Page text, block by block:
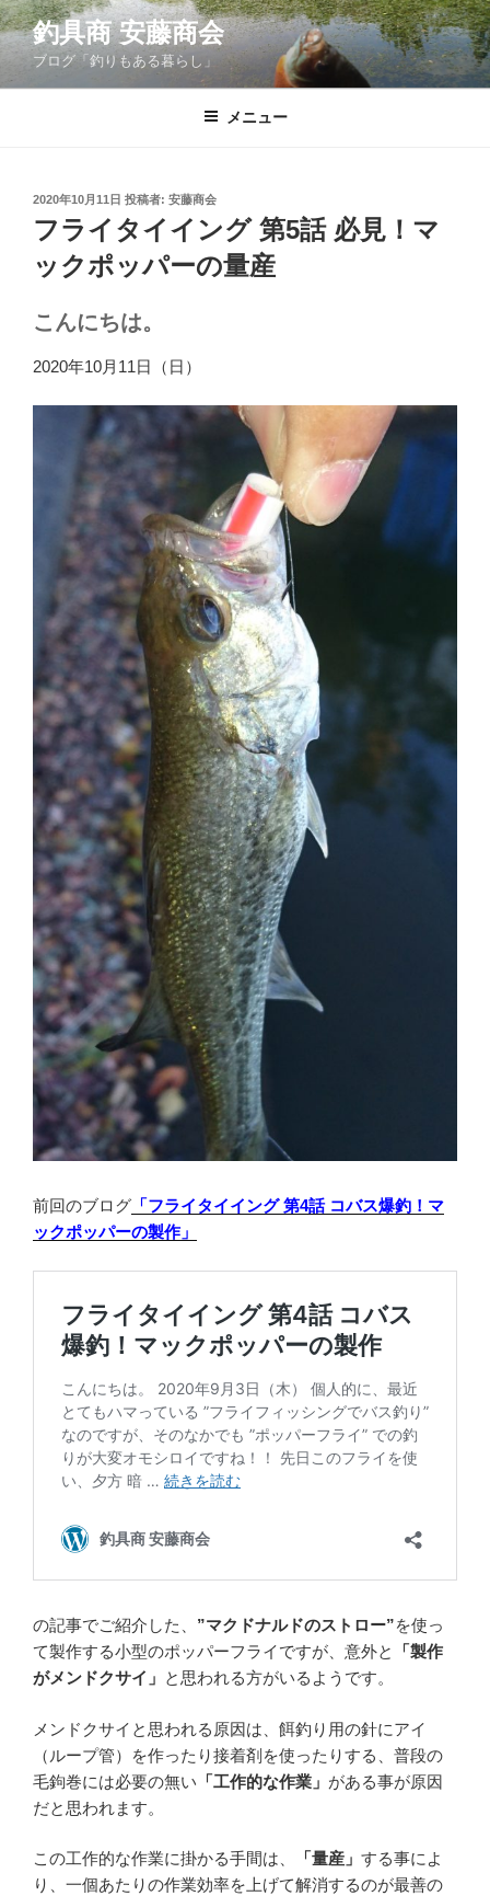
コ
ン
テ
ン
釣具商 安藤商会
ブログ「釣りもある暮らし」
メニュー
投
稿
日:
2020年10月11日 投稿者: 安藤商会
フライタイイング 第5話 必見！マ
ックポッパーの量産
こんにちは。
2020年10月11日（日）
前回のブログ 「フライタイイング 第4話 コバス爆釣！マ
ックポッパーの製作」
の記事でご紹介した、 ”マクドナルドのストロー”を使っ
て製作する小型のポッパーフライですが、意外と
「製作
がメンドクサイ」 と思われる方がいるようです。
メンドクサイと思われる原因は、餌釣り用の針にアイ
（ループ管）を作ったり接着剤を使ったりする、普段の
毛鉤巻には必要の無い 「工作的な作業」 がある事が原因
だと思われます。
この工作的な作業に掛かる手間は、 「量産」 する事によ
り、一個あたりの作業効率を上げて解消するのが最善の